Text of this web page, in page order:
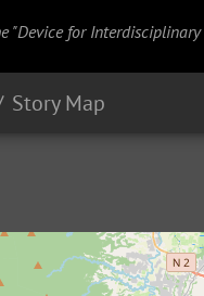
"Device for
Story Map